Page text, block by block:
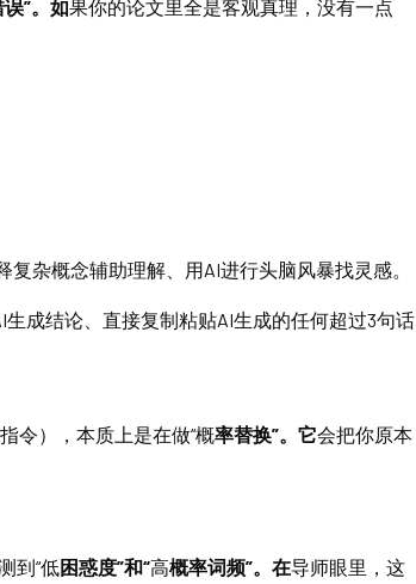
”。如果你的论文里全是客观真理，没有一点
杂概念辅助理解、用AI进行头脑风暴找灵感。
成结论、直接复制粘贴AI生成的任何超过3句话
令），本质上是在做“概率替换”。它会把你原本
到“低困惑度”和“高概率词频”。在导师眼里，这